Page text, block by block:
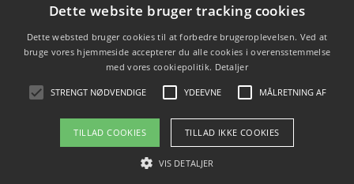
Slipsenål
Smykkeskrin
Tasker og bagage
Tøj og tekstiler
Modtager
Dette website bruger tracking cookies
Dette websted bruger cookies til at forbedre brugeroplevelsen. Ved at
bruge vores hjemmeside accepterer du alle cookies i overensstemmelse
med vores cookiepolitik. Detaljer
STRENGT NØDVENDIGE YDEEVNE MÅLRETNING AF
TILLAD COOKIES TILLAD IKKE COOKIES
VIS DETALJER